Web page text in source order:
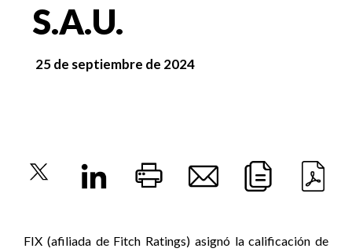
S.A.U.
25 de septiembre de 2024
FIX (afiliada de Fitch Ratings) asignó la calificación de